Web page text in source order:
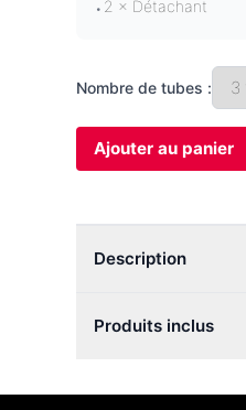
• 2 × Détachant
Nombre de tubes :
Ajouter au panier
Description
Produits inclus